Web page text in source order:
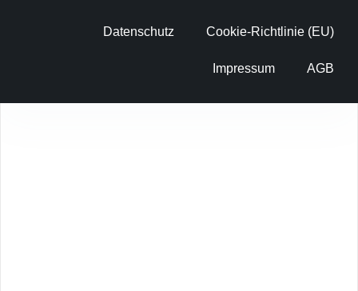
Datenschutz Cookie-Richtlinie (EU)
Impressum AGB